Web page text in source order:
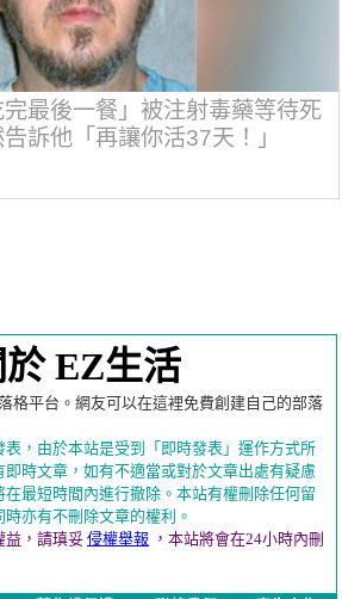
最後一餐」被注射毒藥等待死
訴他「再讓你活37天！」
於 EZ生活
格平台。網友可以在這裡免費創建自己的部落
，由於本站是受到「即時發表」運作方式所
時文章，如有不適當或對於文章出處有疑慮
在最短時間內進行撤除。本站有權刪除任何留
亦有不刪除文章的權利。
益，請瑱妥 侵權舉報 ，本站將會在24小時內刪